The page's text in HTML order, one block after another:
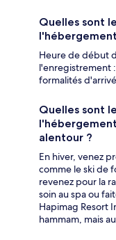
Quelles sont
Heure de début
l'enregistrement
formalités
Quelles sont
alentour ?
En hiver, venez
comme le ski de
revenez pour la
soin au spa ou
Hapimag Resort
hammam, mais